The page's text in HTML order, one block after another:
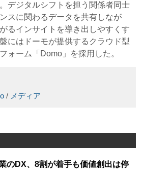
デジタルシフトを担う関係者同士
スに関わるデータを共有しなが
るインサイトを導き出しやすくす
にはドーモが提供するクラウド型
ォーム「Domo」を採用した。
/ メディア
のDX、8割が着手も価値創出は停